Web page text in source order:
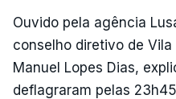
Ouvido pela agência
conselho diretivo de
Manuel Lopes Dias,
deflagraram pelas